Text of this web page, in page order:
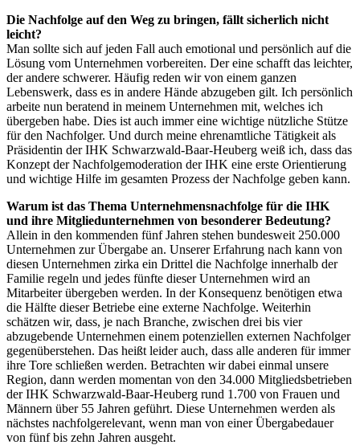
Die Nachfolge auf den Weg zu bringen, fällt sicherlich nicht
leicht?
Man sollte sich auf jeden Fall auch emotional und persönlich auf die
Lösung vom Unternehmen vorbereiten. Der eine schafft das leichter,
der andere schwerer. Häufig reden wir von einem ganzen
Lebenswerk, dass es in andere Hände abzugeben gilt. Ich persönlich
arbeite nun beratend in meinem Unternehmen mit, welches ich
übergeben habe. Dies ist auch immer eine wichtige nützliche Stütze
für den Nachfolger. Und durch meine ehrenamtliche Tätigkeit als
Präsidentin der IHK Schwarzwald-Baar-Heuberg weiß ich, dass das
Konzept der Nachfolgemoderation der IHK eine erste Orientierung
und wichtige Hilfe im gesamten Prozess der Nachfolge geben kann.
Warum ist das Thema Unternehmensnachfolge für die IHK
und ihre Mitgliedunternehmen von besonderer Bedeutung?
Allein in den kommenden fünf Jahren stehen bundesweit 250.000
Unternehmen zur Übergabe an. Unserer Erfahrung nach kann von
diesen Unternehmen zirka ein Drittel die Nachfolge innerhalb der
Familie regeln und jedes fünfte dieser Unternehmen wird an
Mitarbeiter übergeben werden. In der Konsequenz benötigen etwa
die Hälfte dieser Betriebe eine externe Nachfolge. Weiterhin
schätzen wir, dass, je nach Branche, zwischen drei bis vier
abzugebende Unternehmen einem potenziellen externen Nachfolger
gegenüberstehen. Das heißt leider auch, dass alle anderen für immer
ihre Tore schließen werden. Betrachten wir dabei einmal unsere
Region, dann werden momentan von den 34.000 Mitgliedsbetrieben
der IHK Schwarzwald-Baar-Heuberg rund 1.700 von Frauen und
Männern über 55 Jahren geführt. Diese Unternehmen werden als
nächstes nachfolgerelevant, wenn man von einer Übergabedauer
von fünf bis zehn Jahren ausgeht.